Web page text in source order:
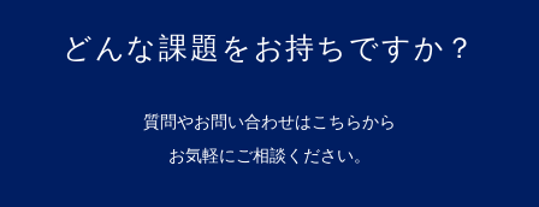
どんな課題をお持ちですか？
質問やお問い合わせはこちらから
お気軽にご相談ください。